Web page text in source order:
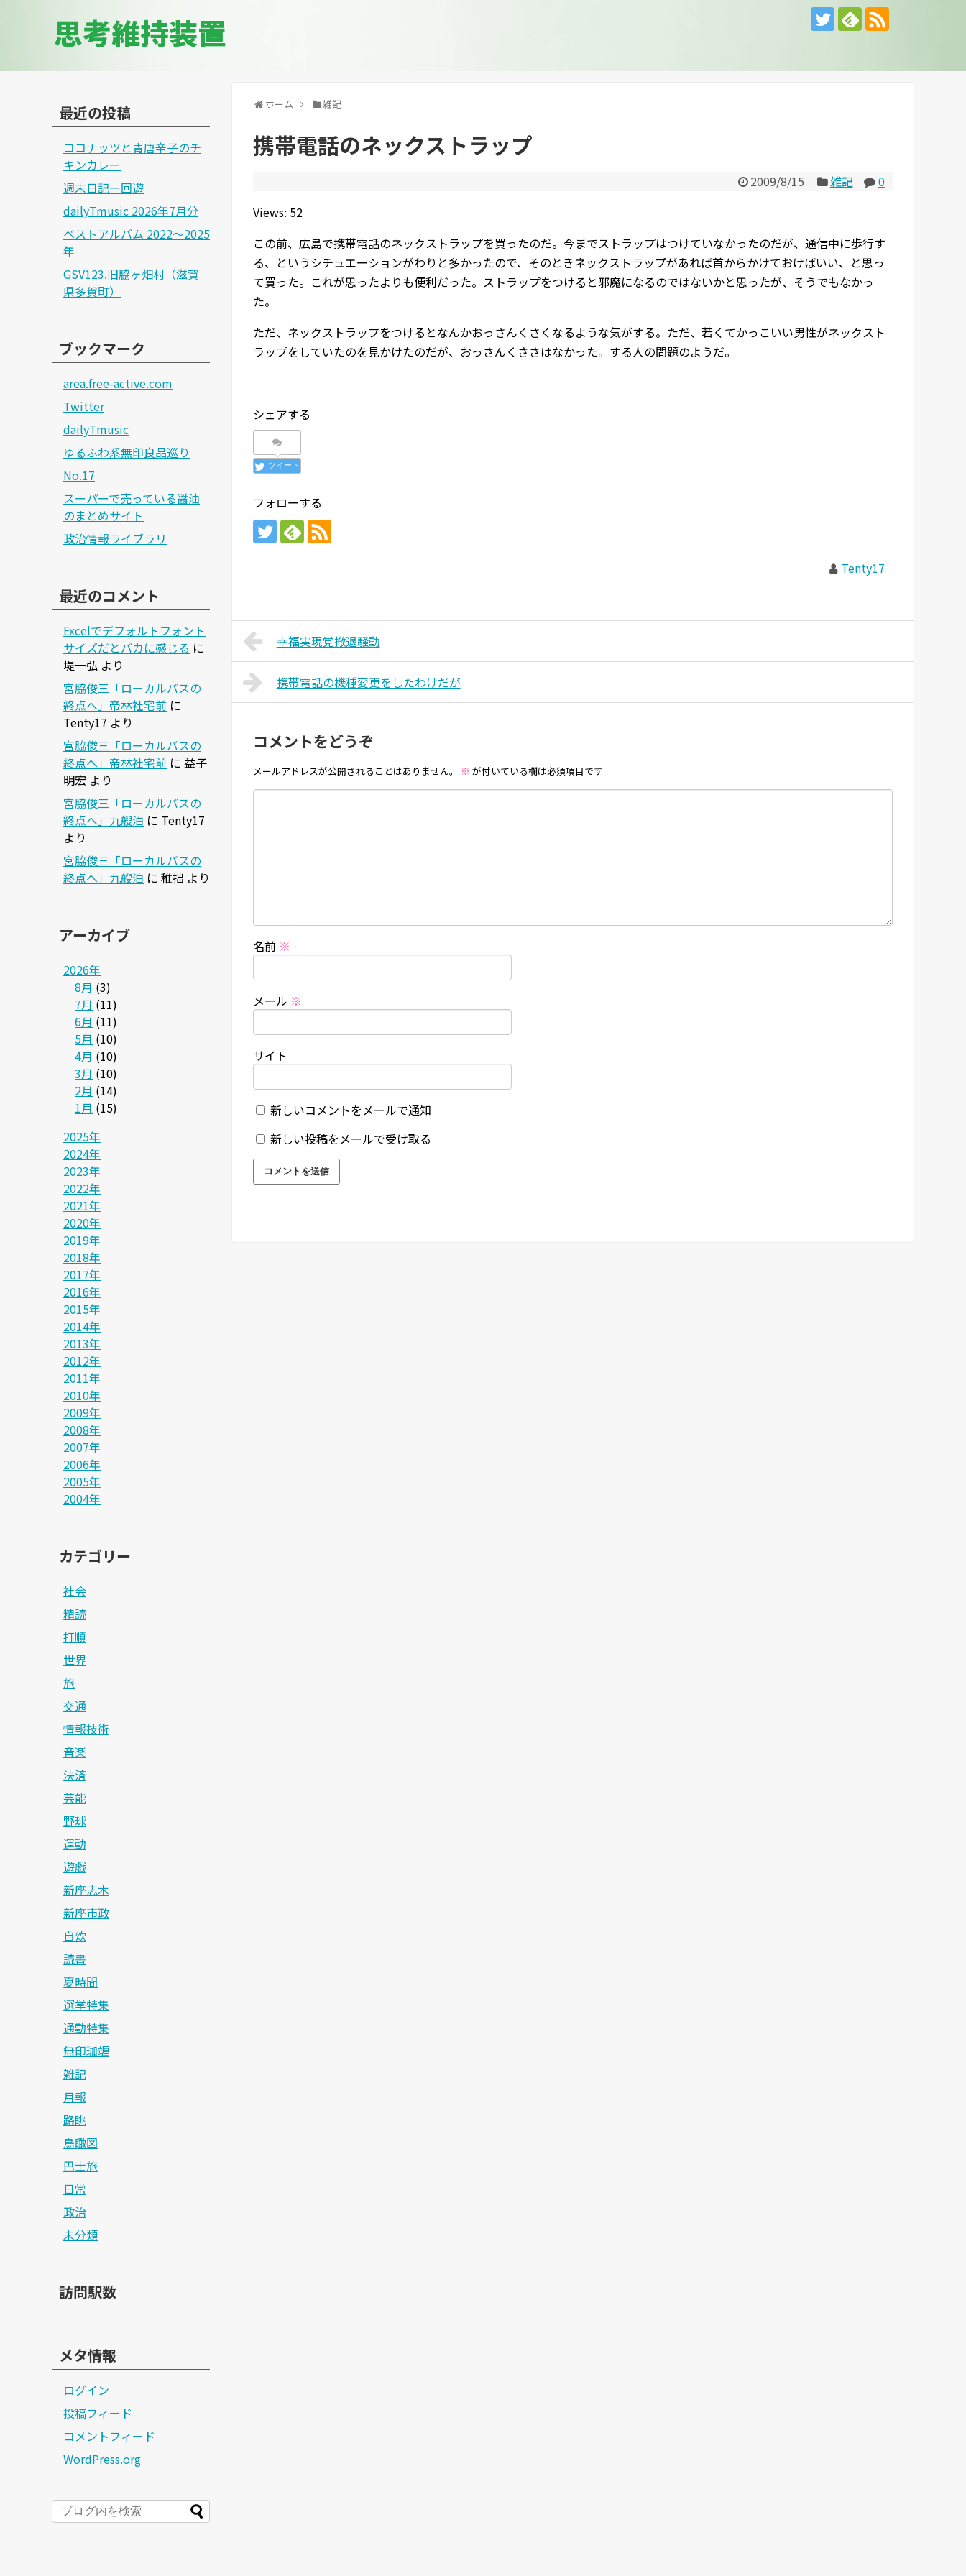
思考維持装置
ホーム 雑記
携帯電話のネックストラップ
2009/8/15 雑記
0
Views: 52
この前、広島で携帯電話のネックストラップを買ったのだ。今までストラップはつけていなかったのだが、通信中に歩行す
る、というシチュエーションがわりと多かったので、そのときネックストラップがあれば首からかけておけばいい、と思っ
て買った。これが思ったよりも便利だった。ストラップをつけると邪魔になるのではないかと思ったが、そうでもなかっ
た。
ただ、ネックストラップをつけるとなんかおっさんくさくなるような気がする。ただ、若くてかっこいい男性がネックスト
ラップをしていたのを見かけたのだが、おっさんくささはなかった。する人の問題のようだ。
シェアする
ツイート
フォローする
Tenty17
幸福実現党撤退騒動
携帯電話の機種変更をしたわけだが
コメントをどうぞ
メールアドレスが公開されることはありません。 ※ が付いている欄は必須項目です
名前 ※
メール ※
サイト
新しいコメントをメールで通知
新しい投稿をメールで受け取る
最近の投稿
ココナッツと青唐辛子のチ
キンカレー
週末日記ー回遊
dailyTmusic 2026年7月分
ベストアルバム 2022～2025
年
GSV123.旧脇ヶ畑村（滋賀
県多賀町）
ブックマーク
area.free-active.com
Twitter
dailyTmusic
ゆるふわ系無印良品巡り
No.17
スーパーで売っている醤油
のまとめサイト
政治情報ライブラリ
最近のコメント
Excelでデフォルトフォント
サイズだとバカに感じる に
堤一弘 より
宮脇俊三「ローカルバスの
終点へ」帝林社宅前 に
Tenty17 より
宮脇俊三「ローカルバスの
終点へ」帝林社宅前 に 益子
明宏 より
宮脇俊三「ローカルバスの
終点へ」九艘泊 に Tenty17
より
宮脇俊三「ローカルバスの
終点へ」九艘泊 に 稚拙 より
アーカイブ
2026年
8月 (3)
7月 (11)
6月 (11)
5月 (10)
4月 (10)
3月 (10)
2月 (14)
1月 (15)
2025年
2024年
2023年
2022年
2021年
2020年
2019年
2018年
2017年
2016年
2015年
2014年
2013年
2012年
2011年
2010年
2009年
2008年
2007年
2006年
2005年
2004年
カテゴリー
社会
精読
打順
世界
旅
交通
情報技術
音楽
決済
芸能
野球
運動
遊戯
新座志木
新座市政
自炊
読書
夏時間
選挙特集
通勤特集
無印珈竰
雑記
月報
路眺
鳥瞰図
巴士旅
日常
政治
未分類
訪問駅数
メタ情報
ログイン
投稿フィード
コメントフィード
WordPress.org